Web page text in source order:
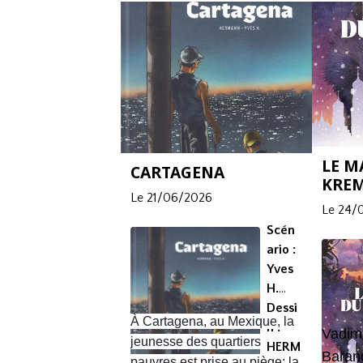
CARTAGENA
Le 21/06/2026
Scén
ario :
Yves
H.
Dessi
n :
HERM
À Cartagena, au Mexique, la
jeunesse des quartiers
LE
Le 24/